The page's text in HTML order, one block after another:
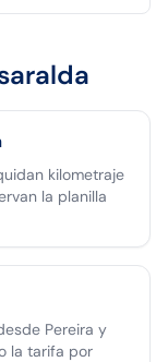
kilometraje
la planilla
Pereira y
la tarifa por